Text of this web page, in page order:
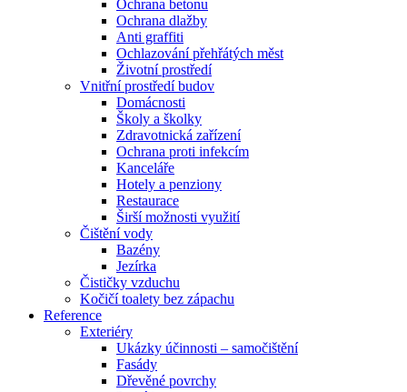
Ochrana betonu
Ochrana dlažby
Anti graffiti
Ochlazování přehřátých měst
Životní prostředí
Vnitřní prostředí budov
Domácnosti
Školy a školky
Zdravotnická zařízení
Ochrana proti infekcím
Kanceláře
Hotely a penziony
Restaurace
Širší možnosti využití
Čištění vody
Bazény
Jezírka
Čističky vzduchu
Kočičí toalety bez zápachu
Reference
Exteriéry
Ukázky účinnosti – samočištění
Fasády
Dřevěné povrchy